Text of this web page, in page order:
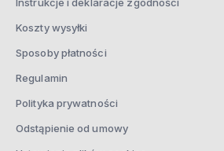
Instrukcje i deklaracje zgodności
Koszty wysyłki
Sposoby płatności
Regulamin
Polityka prywatności
Odstąpienie od umowy